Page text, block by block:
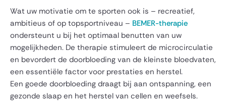
Wat uw motivatie om te sporten ook is – recreatief,
ambitieus of op topsportniveau – BEMER-therapie
ondersteunt u bij het optimaal benutten van uw
mogelijkheden. De therapie stimuleert de microcirculatie
en bevordert de doorbloeding van de kleinste bloedvaten,
een essentiële factor voor prestaties en herstel.
Een goede doorbloeding draagt bij aan ontspanning, een
gezonde slaap en het herstel van cellen en weefsels.